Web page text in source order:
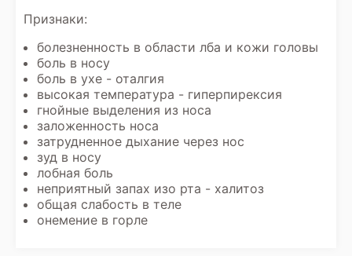
Признаки:
болезненность в области лба и кожи головы
боль в носу
боль в ухе - оталгия
высокая температура - гиперпирексия
гнойные выделения из носа
заложенность носа
затрудненное дыхание через нос
зуд в носу
лобная боль
неприятный запах изо рта - халитоз
общая слабость в теле
онемение в горле